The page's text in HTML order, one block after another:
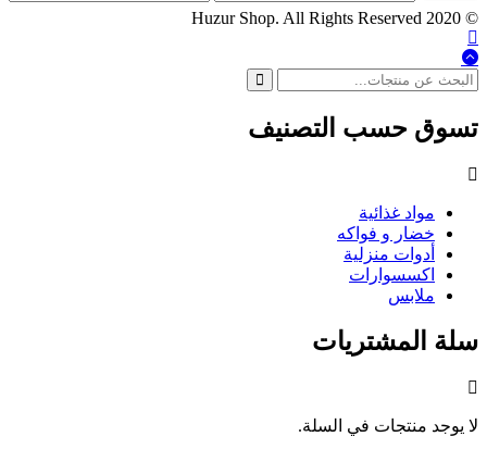
سعر سعر © 2020 Huzur Shop. All Rights Reserved
تسوق حسب التصنيف
مواد غذائية
خضار و فواكه
أدوات منزلية
اكسسوارات
ملابس
سلة المشتريات
لا يوجد منتجات في السلة.